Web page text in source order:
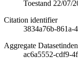
Toestand 22/07/
Citation identifier
3834a76b-861a-
Aggregate
ac6a5552-cdf9-